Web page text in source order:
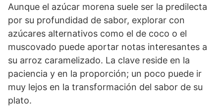
Aunque el azúcar morena suele ser la predilecta
por su profundidad de sabor, explorar con
azúcares alternativos como el de coco o el
muscovado puede aportar notas interesantes a
su arroz caramelizado. La clave reside en la
paciencia y en la proporción; un poco puede ir
muy lejos en la transformación del sabor de su
plato.